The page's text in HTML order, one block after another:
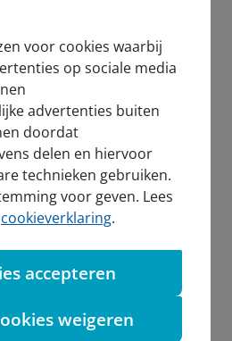
nieuwsbrief
voor cookies waarbij
op sociale media
advertenties buiten
doordat
delen en hiervoor
technieken gebruiken.
voor geven. Lees
cookieverklaring.
accepteren
weigeren